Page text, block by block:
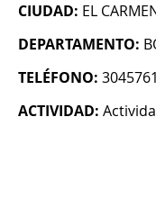
CIUDAD: EL
DEPARTAMENTO:
TELÉFONO:
ACTIVIDAD: